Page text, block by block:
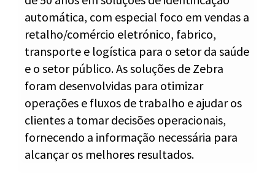
automática, com especial foco em vendas a
retalho/comércio eletrónico, fabrico,
transporte e logística para o setor da saúde
e o setor público. As soluções de Zebra
foram desenvolvidas para otimizar
operações e fluxos de trabalho e ajudar os
clientes a tomar decisões operacionais,
fornecendo a informação necessária para
alcançar os melhores resultados.